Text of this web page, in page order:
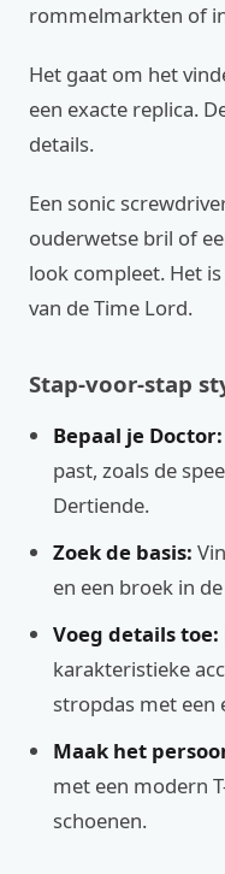
rommelmarkten of
Het gaat om het
een exacte replica.
details.
Een sonic
ouderwetse bril of
look compleet. Het
van de Time Lord.
Stap-voor-stap
Bepaal je Doctor:
past, zoals de
Dertiende.
Zoek de basis:
en een broek in
Voeg details toe:
karakteristieke
stropdas met een
Maak het
met een modern
schoenen.